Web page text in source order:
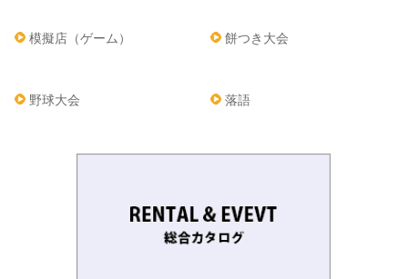
模擬店（ゲーム） 餅つき大会
野球大会 落語